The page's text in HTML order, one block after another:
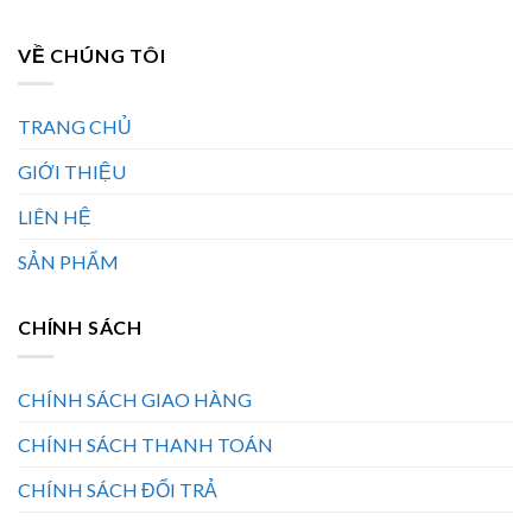
VỀ CHÚNG TÔI
TRANG CHỦ
GIỚI THIỆU
LIÊN HỆ
SẢN PHẨM
CHÍNH SÁCH
CHÍNH SÁCH GIAO HÀNG
CHÍNH SÁCH THANH TOÁN
CHÍNH SÁCH ĐỔI TRẢ